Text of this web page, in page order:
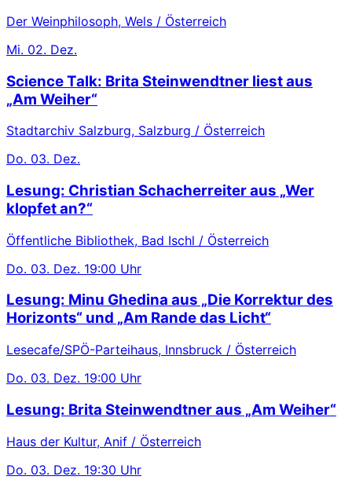
Der Weinphilosoph, Wels / Österreich
Mi. 02. Dez.
Science Talk: Brita Steinwendtner liest aus
„Am Weiher“
Stadtarchiv Salzburg, Salzburg / Österreich
Do. 03. Dez.
Lesung: Christian Schacherreiter aus „Wer
klopfet an?“
Öffentliche Bibliothek, Bad Ischl / Österreich
Do. 03. Dez. 19:00 Uhr
Lesung: Minu Ghedina aus „Die Korrektur des
Horizonts“ und „Am Rande das Licht“
Lesecafe/SPÖ-Parteihaus, Innsbruck / Österreich
Do. 03. Dez. 19:00 Uhr
Lesung: Brita Steinwendtner aus „Am Weiher“
Haus der Kultur, Anif / Österreich
Do. 03. Dez. 19:30 Uhr